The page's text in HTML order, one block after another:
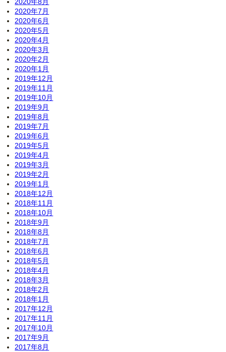
2020年8月
2020年7月
2020年6月
2020年5月
2020年4月
2020年3月
2020年2月
2020年1月
2019年12月
2019年11月
2019年10月
2019年9月
2019年8月
2019年7月
2019年6月
2019年5月
2019年4月
2019年3月
2019年2月
2019年1月
2018年12月
2018年11月
2018年10月
2018年9月
2018年8月
2018年7月
2018年6月
2018年5月
2018年4月
2018年3月
2018年2月
2018年1月
2017年12月
2017年11月
2017年10月
2017年9月
2017年8月